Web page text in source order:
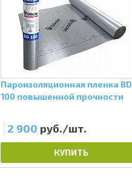
Пароизоляционная пленка BD
100 повышенной прочности
2 900 руб./шт.
КУПИТЬ